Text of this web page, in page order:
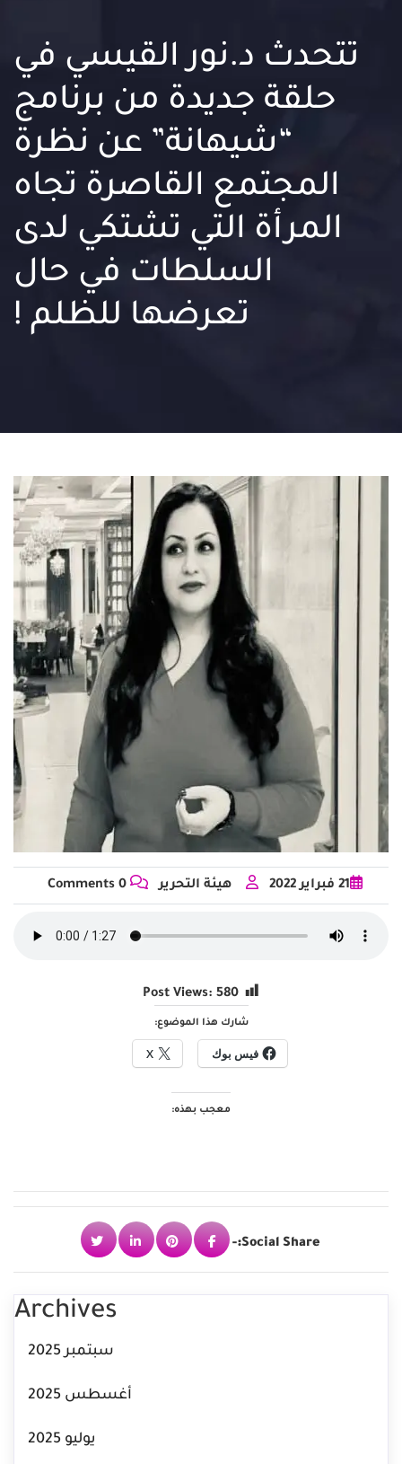
تتحدث د.نور القيسي في
حلقة جديدة من برنامج
“شيهانة” عن نظرة
المجتمع القاصرة تجاه
المرأة التي تشتكي لدى
السلطات في حال
تعرضها للظلم !
21 فبراير 2022 هيئة التحرير 0 Comments
Post Views: 580
شارك هذا الموضوع:
فيس بوك X
معجب بهذه:
Social Share:-
Archives
سبتمبر 2025
أغسطس 2025
يوليو 2025